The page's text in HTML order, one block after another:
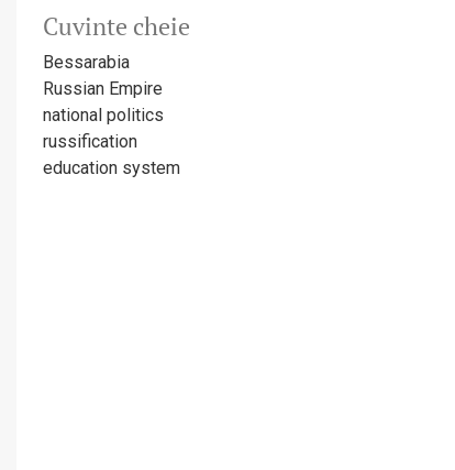
Cuvinte cheie
Bessarabia
Russian Empire
national politics
russification
education system